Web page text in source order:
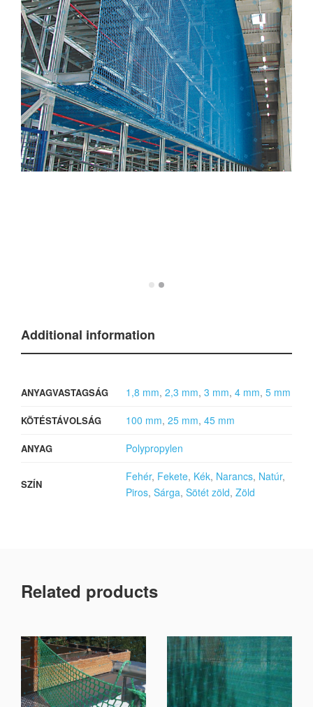
Additional information
ANYAGVASTAGSÁG 1,8 mm, 2,3 mm, 3 mm, 4 mm, 5 mm
KÖTÉSTÁVOLSÁG 100 mm, 25 mm, 45 mm
ANYAG Polypropylen
SZÍN
Fehér, Fekete, Kék, Narancs, Natúr,
Piros, Sárga, Sötét zöld, Zöld
Related products